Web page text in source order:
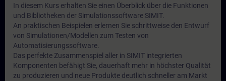
In diesem Kurs erhalten Sie einen Überblick über die Funktionen
und Bibliotheken der Simulationssoftware SIMIT.
An praktischen Beispielen erlernen Sie schrittweise den Entwurf
von Simulationen/Modellen zum Testen von
Automatisierungssoftware.
Das perfekte Zusammenspiel aller in SIMIT integrierten
Komponenten befähigt Sie, dauerhaft mehr in höchster Qualität
zu produzieren und neue Produkte deutlich schneller am Markt